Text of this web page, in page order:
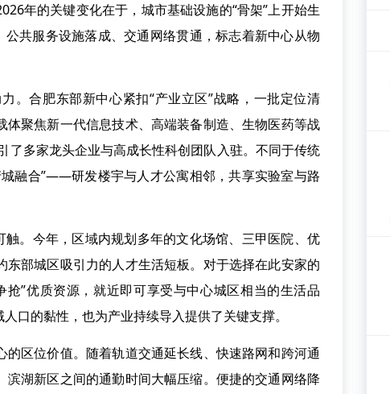
年的关键变化在于，城市基础设施的“骨架”上开始生
共服务设施落成、交通网络贯通，标志着新中心从物
合肥东部新中心紧扣“产业立区”战略，一批定位清
聚焦新一代信息技术、高端装备制造、生物医药等战
了多家龙头企业与高成长性科创团队入驻。不同于传统
融合”——研发楼宇与人才公寓相邻，共享实验室与路
。今年，区域内规划多年的文化场馆、三甲医院、优
部城区吸引力的人才生活短板。对于选择在此安家的
”优质资源，就近即可享受与中心城区相当的生活品
口的黏性，也为产业持续导入提供了关键支撑。
区位价值。随着轨道交通延长线、快速路网和跨河通
湖新区之间的通勤时间大幅压缩。便捷的交通网络降